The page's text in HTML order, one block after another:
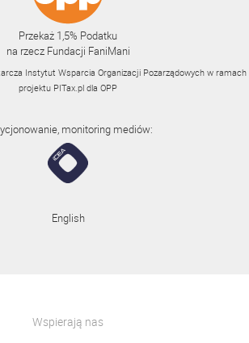
Przekaż 1,5% Podatku
na rzecz Fundacji FaniMani
Instytut Wsparcia Organizacji Pozarządowych w ramach
projektu PITax.pl dla OPP
monitoring mediów:
English
Wspierają nas